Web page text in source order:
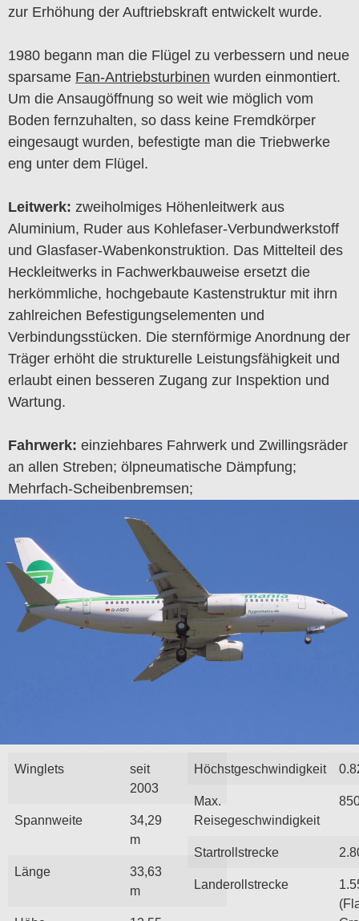
zur Erhöhung der Auftriebskraft entwickelt wurde.
1980 begann man die Flügel zu verbessern und neue
sparsame Fan-Antriebsturbinen wurden einmontiert.
Um die Ansaugöffnung so weit wie möglich vom
Boden fernzuhalten, so dass keine Fremdkörper
eingesaugt wurden, befestigte man die Triebwerke
eng unter dem Flügel.
Leitwerk: zweiholmiges Höhenleitwerk aus
Aluminium, Ruder aus Kohlefaser-Verbundwerkstoff
und Glasfaser-Wabenkonstruktion. Das Mittelteil des
Heckleitwerks in Fachwerkbauweise ersetzt die
herkömmliche, hochgebaute Kastenstruktur mit ihrn
zahlreichen Befestigungselementen und
Verbindungsstücken. Die sternförmige Anordnung der
Träger erhöht die strukturelle Leistungsfähigkeit und
erlaubt einen besseren Zugang zur Inspektion und
Wartung.
Fahrwerk: einziehbares Fahrwerk und Zwillingsräder
an allen Streben; ölpneumatische Dämpfung;
Mehrfach-Scheibenbremsen;
Winglets
seit
2003
Spannweite
34,29
m
Länge
33,63
m
Höchstgeschwindigkeit
Max.
Reisegeschwindigkeit
Startrollstrecke
Landerollstrecke